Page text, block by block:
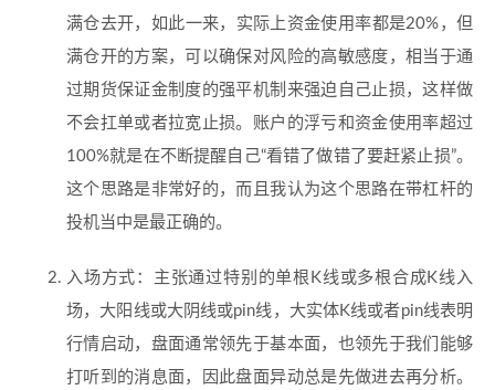
满仓去开，如此一来，实际上资金使用率都是20%，但
满仓开的方案，可以确保对风险的高敏感度，相当于通
过期货保证金制度的强平机制来强迫自己止损，这样做
不会扛单或者拉宽止损。账户的浮亏和资金使用率超过
100%就是在不断提醒自己“看错了做错了要赶紧止损”。
这个思路是非常好的，而且我认为这个思路在带杠杆的
投机当中是最正确的。
入场方式：主张通过特别的单根K线或多根合成K线入
场，大阳线或大阴线或pin线，大实体K线或者pin线表明
行情启动，盘面通常领先于基本面，也领先于我们能够
打听到的消息面，因此盘面异动总是先做进去再分析。